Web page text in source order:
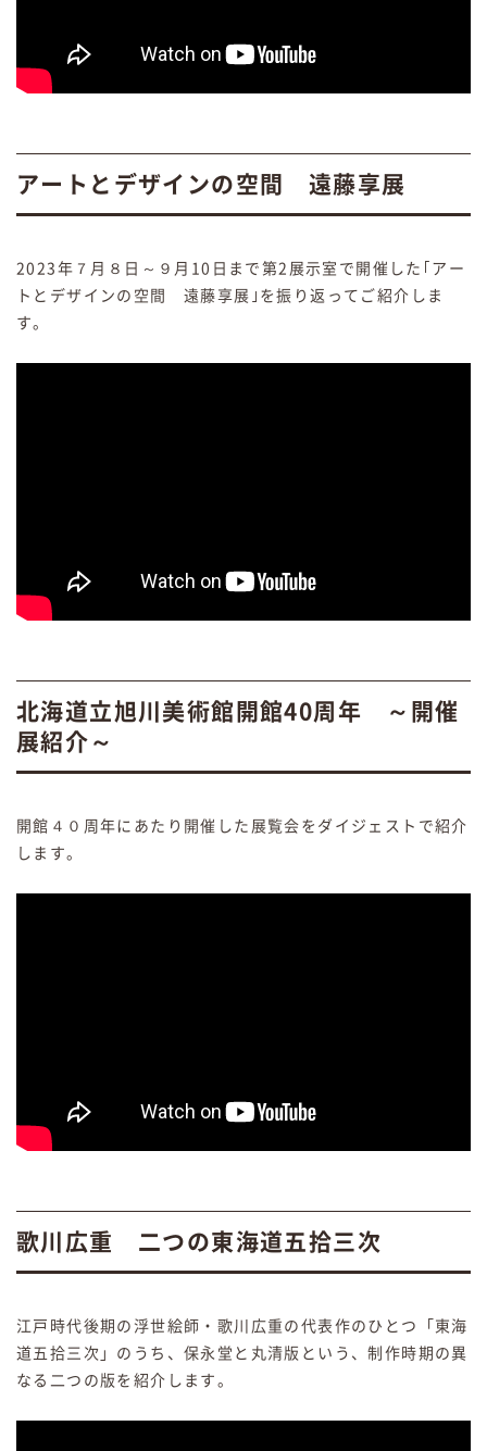
アートとデザインの空間 遠藤享展
2023年７月８日～９月10日まで第2展示室で開催した｢アー
トとデザインの空間 遠藤享展｣を振り返ってご紹介しま
す。
北海道立旭川美術館開館40周年 ～開催
展紹介～
開館４０周年にあたり開催した展覧会をダイジェストで紹介
します。
歌川広重 二つの東海道五拾三次
江戸時代後期の浮世絵師・歌川広重の代表作のひとつ「東海
道五拾三次」のうち、保永堂と丸清版という、制作時期の異
なる二つの版を紹介します。